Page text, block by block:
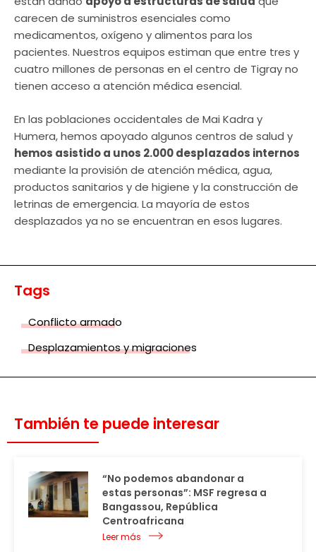
carecen de suministros esenciales como
medicamentos, oxígeno y alimentos para los
pacientes. Nuestros equipos estiman que entre tres y
cuatro millones de personas en el centro de Tigray no
tienen acceso a atención médica esencial.
En las poblaciones occidentales de Mai Kadra y
Humera, hemos apoyado algunos centros de salud y
hemos asistido a unos 2.000 desplazados internos
mediante la provisión de atención médica, agua,
productos sanitarios y de higiene y la construcción de
letrinas de emergencia. La mayoría de estos
desplazados ya no se encuentran en esos lugares.
Tags
Conflicto armado
Desplazamientos y migraciones
También te puede interesar
“No podemos abandonar a
estas personas”: MSF regresa a
Bangassou, República
Centroafricana
Leer más